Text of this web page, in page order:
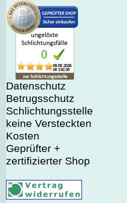
Datenschutz
Betrugsschutz
Schlichtungsstelle
keine Versteckten
Kosten
Geprüfter +
zertifizierter Shop